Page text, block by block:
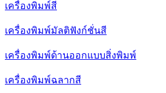
เครื่องพิมพ์สี
เครื่องพิมพ์มัลติฟังก์ชั่นสี
เครื่องพิมพ์ด้านออกแบบสิ่งพิมพ์
เครื่องพิมพ์ฉลากสี